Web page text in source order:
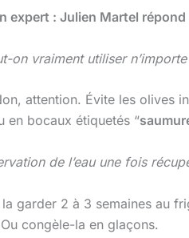
expert : Julien Martel
on vraiment utiliser
attention. Évite les olives
en bocaux étiquetés “
de l’eau une fois
garder 2 à 3 semaines au
congèle-la en glaçons.